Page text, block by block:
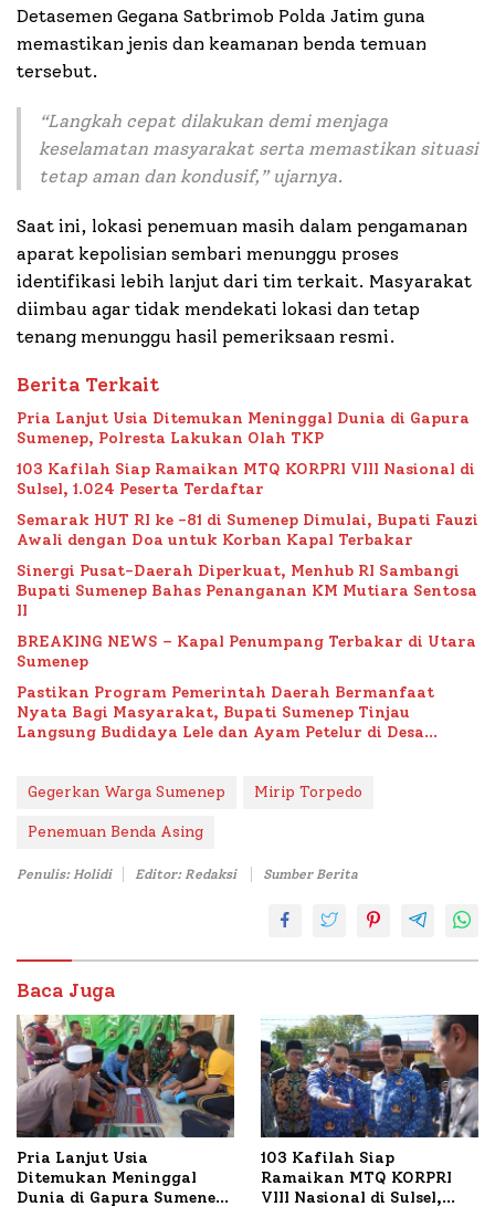
Detasemen Gegana Satbrimob Polda Jatim guna
memastikan jenis dan keamanan benda temuan
tersebut.
“Langkah cepat dilakukan demi menjaga
keselamatan masyarakat serta memastikan situasi
tetap aman dan kondusif,” ujarnya.
Saat ini, lokasi penemuan masih dalam pengamanan
aparat kepolisian sembari menunggu proses
identifikasi lebih lanjut dari tim terkait. Masyarakat
diimbau agar tidak mendekati lokasi dan tetap
tenang menunggu hasil pemeriksaan resmi.
Berita Terkait
Pria Lanjut Usia Ditemukan Meninggal Dunia di Gapura
Sumenep, Polresta Lakukan Olah TKP
103 Kafilah Siap Ramaikan MTQ KORPRI VIII Nasional di
Sulsel, 1.024 Peserta Terdaftar
Semarak HUT RI ke -81 di Sumenep Dimulai, Bupati Fauzi
Awali dengan Doa untuk Korban Kapal Terbakar
Sinergi Pusat-Daerah Diperkuat, Menhub RI Sambangi
Bupati Sumenep Bahas Penanganan KM Mutiara Sentosa
II
BREAKING NEWS – Kapal Penumpang Terbakar di Utara
Sumenep
Pastikan Program Pemerintah Daerah Bermanfaat
Nyata Bagi Masyarakat, Bupati Sumenep Tinjau
Langsung Budidaya Lele dan Ayam Petelur di Desa
Gegerkan Warga Sumenep Mirip Torpedo
Penemuan Benda Asing
Penulis: Holidi Editor: Redaksi Sumber Berita
Baca Juga
Pria Lanjut Usia
Ditemukan Meninggal
Dunia di Gapura Sumenep,
103 Kafilah Siap
Ramaikan MTQ KORPRI
VIII Nasional di Sulsel,